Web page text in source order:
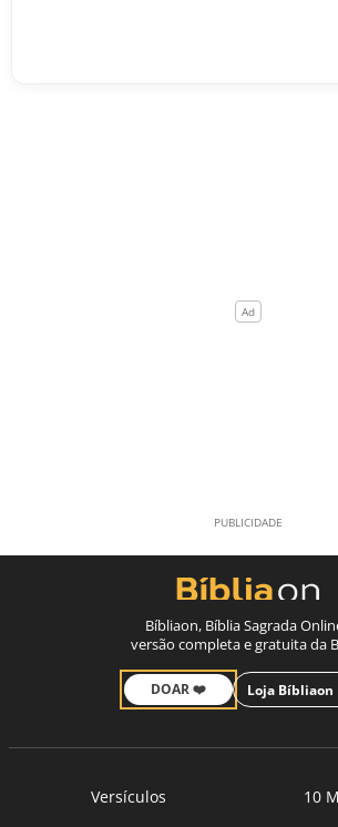
Bíbliaon, Bíblia Sagrada
versão completa e gratuita da
DOAR ❤️ Loja Bíbliaon
Versículos
10